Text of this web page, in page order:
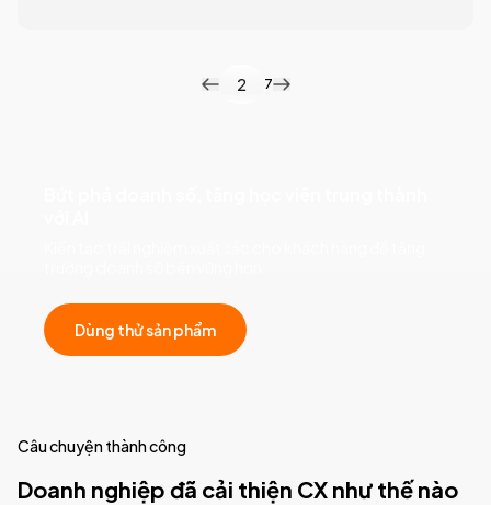
2 7
Dùng thử sản phẩm
Câu chuyện thành công
Doanh nghiệp đã cải thiện CX như thế nào